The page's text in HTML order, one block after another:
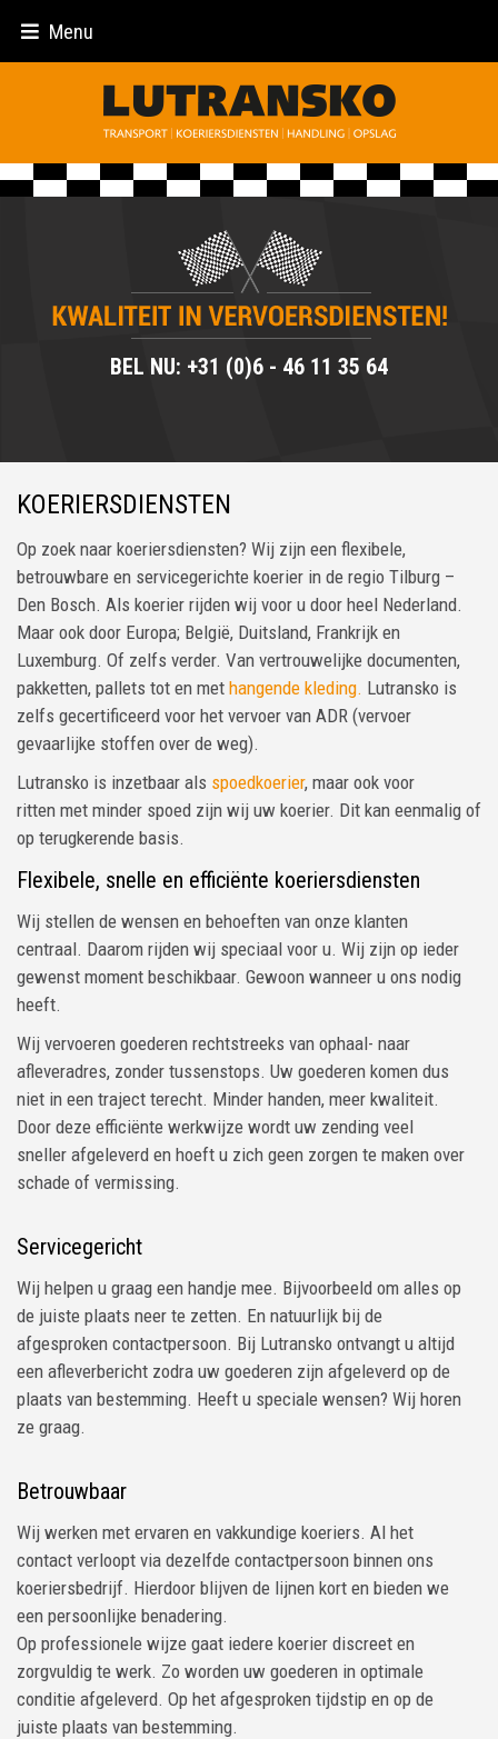
Menu
BEL NU: +31 (0)6 - 46 11 35 64
KOERIERSDIENSTEN
Op zoek naar koeriersdiensten? Wij zijn een flexibele,
betrouwbare en servicegerichte koerier in de regio Tilburg –
Den Bosch. Als koerier rijden wij voor u door heel Nederland.
Maar ook door Europa; België, Duitsland, Frankrijk en
Luxemburg. Of zelfs verder. Van vertrouwelijke documenten,
pakketten, pallets tot en met hangende kleding. Lutransko is
zelfs gecertificeerd voor het vervoer van ADR (vervoer
gevaarlijke stoffen over de weg).
Lutransko is inzetbaar als spoedkoerier, maar ook voor
ritten met minder spoed zijn wij uw koerier. Dit kan eenmalig of
op terugkerende basis.
Flexibele, snelle en efficiënte koeriersdiensten
Wij stellen de wensen en behoeften van onze klanten
centraal. Daarom rijden wij speciaal voor u. Wij zijn op ieder
gewenst moment beschikbaar. Gewoon wanneer u ons nodig
heeft.
Wij vervoeren goederen rechtstreeks van ophaal- naar
afleveradres, zonder tussenstops. Uw goederen komen dus
niet in een traject terecht. Minder handen, meer kwaliteit.
Door deze efficiënte werkwijze wordt uw zending veel
sneller afgeleverd en hoeft u zich geen zorgen te maken over
schade of vermissing.
Servicegericht
Wij helpen u graag een handje mee. Bijvoorbeeld om alles op
de juiste plaats neer te zetten. En natuurlijk bij de
afgesproken contactpersoon. Bij Lutransko ontvangt u altijd
een afleverbericht zodra uw goederen zijn afgeleverd op de
plaats van bestemming. Heeft u speciale wensen? Wij horen
ze graag.
Betrouwbaar
Wij werken met ervaren en vakkundige koeriers. Al het
contact verloopt via dezelfde contactpersoon binnen ons
koeriersbedrijf. Hierdoor blijven de lijnen kort en bieden we
een persoonlijke benadering.
Op professionele wijze gaat iedere koerier discreet en
zorgvuldig te werk. Zo worden uw goederen in optimale
conditie afgeleverd. Op het afgesproken tijdstip en op de
juiste plaats van bestemming.